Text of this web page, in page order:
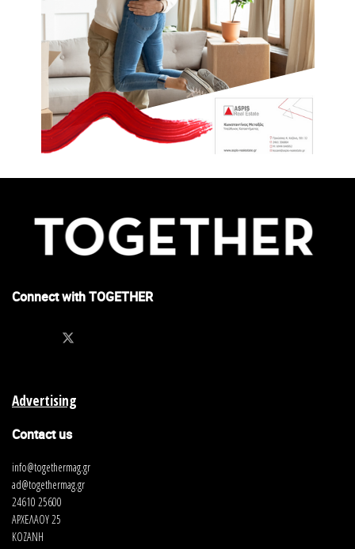
Connect with TOGETHER
Advertising
Contact us
info@togethermag.gr
ad@togethermag.gr
24610 25600
ΑΡΧΕΛΑΟΥ 25
ΚΟΖΑΝΗ